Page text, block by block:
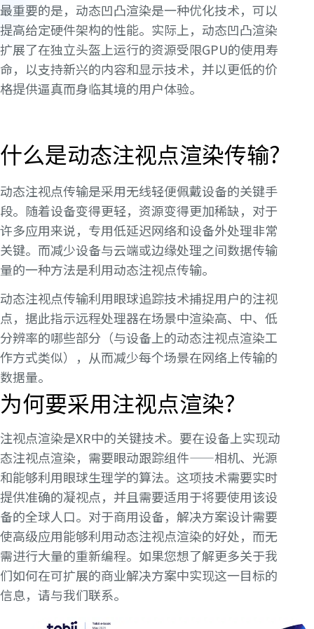
最重要的是，动态凹凸渲染是一种优化技术，可以
提高给定硬件架构的性能。实际上，动态凹凸渲染
扩展了在独立头盔上运行的资源受限GPU的使用寿
命，以支持新兴的内容和显示技术，并以更低的价
格提供逼真而身临其境的用户体验。
什么是动态注视点渲染传输?
动态注视点传输是采用无线轻便佩戴设备的关键手
段。随着设备变得更轻，资源变得更加稀缺，对于
许多应用来说，专用低延迟网络和设备外处理非常
关键。而减少设备与云端或边缘处理之间数据传输
量的一种方法是利用动态注视点传输。
动态注视点传输利用眼球追踪技术捕捉用户的注视
点，据此指示远程处理器在场景中渲染高、中、低
分辨率的哪些部分（与设备上的动态注视点渲染工
作方式类似），从而减少每个场景在网络上传输的
数据量。
为何要采用注视点渲染?
注视点渲染是XR中的关键技术。要在设备上实现动
态注视点渲染，需要眼动跟踪组件——相机、光源
和能够利用眼球生理学的算法。这项技术需要实时
提供准确的凝视点，并且需要适用于将要使用该设
备的全球人口。对于商用设备，解决方案设计需要
使高级应用能够利用动态注视点渲染的好处，而无
需进行大量的重新编程。如果您想了解更多关于我
们如何在可扩展的商业解决方案中实现这一目标的
信息，请与我们联系。